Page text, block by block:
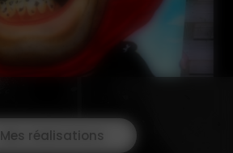
Mes réalisations